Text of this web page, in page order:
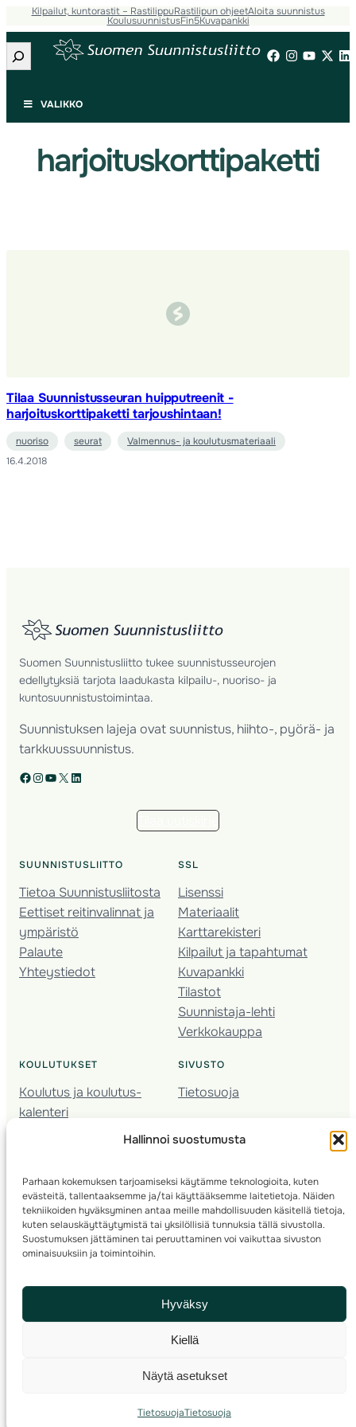
Hallinnoi suostumusta
Parhaan kokemuksen tarjoamiseksi käytämme teknologioita, kuten
evästeitä, tallentaaksemme ja/tai käyttääksemme laitetietoja. Näiden
tekniikoiden hyväksyminen antaa meille mahdollisuuden käsitellä tietoja,
kuten selauskäyttäytymistä tai yksilöllisiä tunnuksia tällä sivustolla.
Suostumuksen jättäminen tai peruuttaminen voi vaikuttaa sivuston
ominaisuuksiin ja toimintoihin.
Hyväksy
Kiellä
Näytä asetukset
TietosuojaTietosuoja
Siirry
sisältöön
Kilpailut, kuntorastit – RastilippuRastilipun ohjeetAloita suunnistus
KoulusuunnistusFin5Kuvapankki
Etsi
VALIKKO
harjoituskorttipaketti
Tilaa Suunnistusseuran huipputreenit -
harjoituskorttipaketti tarjoushintaan!
nuoriso seurat
Valmennus- ja koulutusmateriaali
16.4.2018
Suomen Suunnistusliitto tukee suunnistusseurojen
edellytyksiä tarjota laadukasta kilpailu-, nuoriso- ja
kuntosuunnistustoimintaa.
Suunnistuksen lajeja ovat suunnistus, hiihto-, pyörä- ja
tarkkuussuunnistus.
Facebook Instagram YouTube X LinkedIn
SUUNNISTUSLIITTO
Tietoa Suunnistusliitosta
Eettiset reitinvalinnat ja
ympäristö
Palaute
Yhteystiedot
SSL
Lisenssi
Materiaalit
Karttarekisteri
Kilpailut ja tapahtumat
Kuvapankki
Tilastot
Suunnistaja-lehti
Verkkokauppa
KOULUTUKSET
Koulutus ja koulutus­
kalenteri
Nuorison koulutukset
Kartoitus
Ratamestari
SIVUSTO
Tietosuoja
© 2025 ·Suomen Suunnistusliitto· Valimotie 10, 00380 Helsinki, Finland
info(a)suunnistusliitto.fi,Rastilipun asiat: rastilippu(a)suunnistusliitto.fi
Kilpailut ja kuntorastit – Rastilippu:::Rastilipun ohjeet